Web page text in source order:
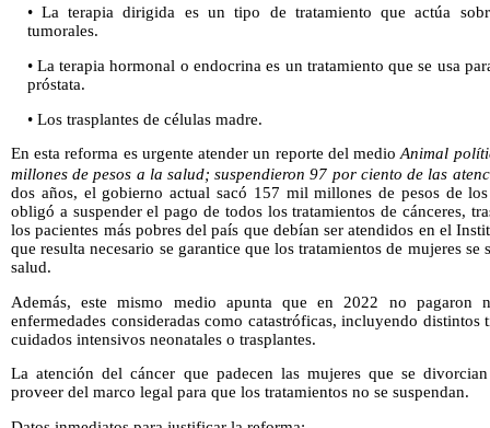
• La terapia dirigida es un tipo de tratamiento que actúa
tumorales.
• La terapia hormonal o endocrina es un tratamiento que se usa
próstata.
• Los trasplantes de células madre.
En esta reforma es urgente atender un reporte del medioAnimal
millones de pesos a la salud; suspendieron 97 por ciento de las
dos años, el gobierno actual sacó 157 mil millones de pesos de
obligó a suspender el pago de todos los tratamientos de cánceres,
los pacientes más pobres del país que debían ser atendidos en el
que resulta necesario se garantice que los tratamientos de mujeres
salud.
Además, este mismo medio apunta que en 2022 no pagaron
enfermedades consideradas como catastróficas, incluyendo
cuidados intensivos neonatales o trasplantes.
La atención del cáncer que padecen las mujeres que se
proveer del marco legal para que los tratamientos no se suspendan.